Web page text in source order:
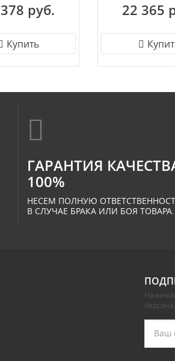
руб.
Купить
22 365
ГАРАНТИЯ
100%
НЕСЕМ ПОЛНУЮ
В СЛУЧАЕ БРАКА ИЛИ БОЯ ТОВАРА.